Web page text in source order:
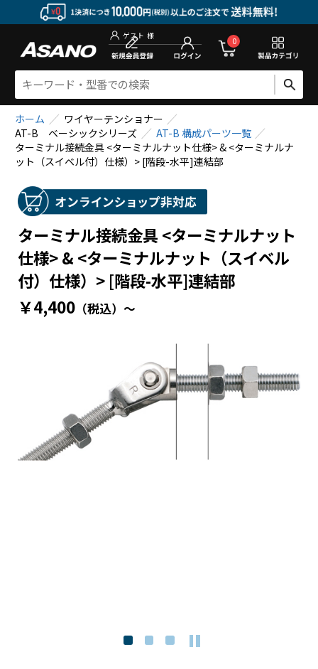
ゲスト 新規会員登録
0
ホーム
ワイヤーテンショナー
AT-B ベーシックシリーズ
AT-B 構成パーツ一覧
ターミナル接続金具 <ターミナルナット仕様> & <ターミナルナ
ット（スイベル付）仕様）> [階段-水平]連結部
ターミナル接続金具 <ターミナルナット
仕様> & <ターミナルナット（スイベル
付）仕様）> [階段-水平]連結部
￥4,400 （税込） ～